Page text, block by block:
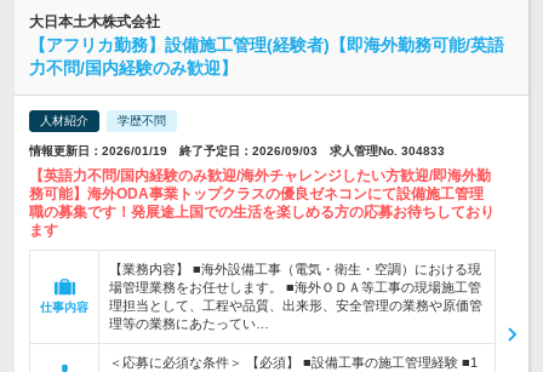
大日本土木株式会社
【アフリカ勤務】設備施工管理(経験者)【即海外勤務可能/英語
力不問/国内経験のみ歓迎】
人材紹介 学歴不問
情報更新日：2026/01/19 終了予定日：2026/09/03 求人管理No. 304833
【英語力不問/国内経験のみ歓迎/海外チャレンジしたい方歓迎/即海外勤
務可能】海外ODA事業トップクラスの優良ゼネコンにて設備施工管理
職の募集です！発展途上国での生活を楽しめる方の応募お待ちしており
ます
仕事内容
【業務内容】 ■海外設備工事（電気・衛生・空調）における現
場管理業務をお任せします。 ■海外ＯＤＡ等工事の現場施工管
理担当として、工程や品質、出来形、安全管理の業務や原価管
理等の業務にあたってい…
＜応募に必須な条件＞ 【必須】 ■設備工事の施工管理経験 ■1